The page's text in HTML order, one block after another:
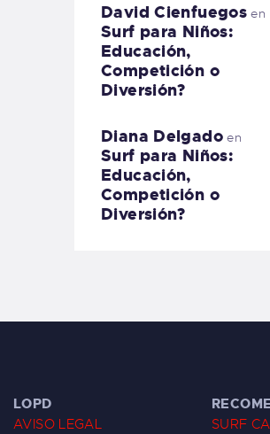
David Cienfuegos en
Surf para Niños:
Educación,
Competición o
Diversión?
Diana Delgadoen
Surf para Niños:
Educación,
Competición o
Diversión?
LOPD
AVISO LEGAL
SURF